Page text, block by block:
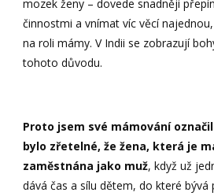
mozek ženy – dovede snadněji
činnostmi a vnímat víc věcí
na roli mámy. V Indii se zobrazují
tohoto důvodu.
Proto jsem své mámování
bylo zřetelné, že žena, která je
zaměstnána jako muž, když už
dává čas a sílu dětem, do které